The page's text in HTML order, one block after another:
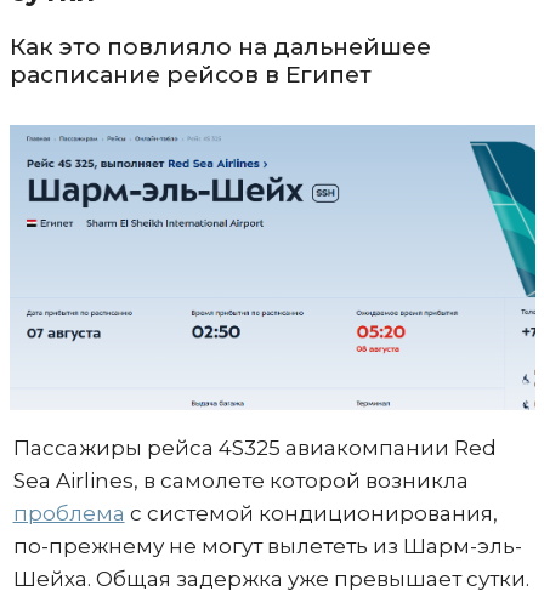
Как это повлияло на дальнейшее
расписание рейсов в Египет
Пассажиры рейса 4S325 авиакомпании Red
Sea Airlines, в самолете которой возникла
проблема с системой кондиционирования,
по-прежнему не могут вылететь из Шарм-эль-
Шейха. Общая задержка уже превышает сутки.